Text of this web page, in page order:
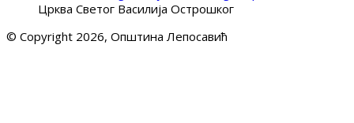
Црква Светог Василија Острошког
© Copyright 2026, Општина Лепосавић